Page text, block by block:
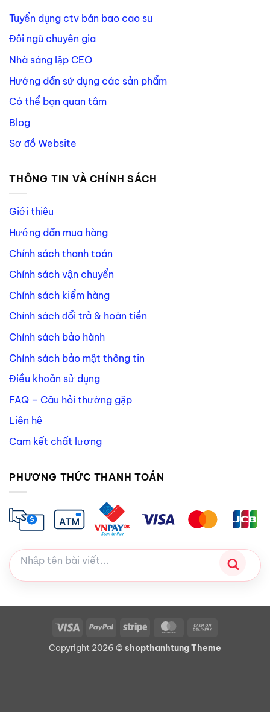
Tuyển dụng ctv bán bao cao su
Đội ngũ chuyên gia
Nhà sáng lập CEO
Hướng dẫn sử dụng các sản phẩm
Có thể bạn quan tâm
Blog
Sơ đồ Website
THÔNG TIN VÀ CHÍNH SÁCH
Giới thiệu
Hướng dẫn mua hàng
Chính sách thanh toán
Chính sách vận chuyển
Chính sách kiểm hàng
Chính sách đổi trả & hoàn tiền
Chính sách bảo hành
Chính sách bảo mật thông tin
Điều khoản sử dụng
FAQ – Câu hỏi thường gặp
Liên hệ
Cam kết chất lượng
PHƯƠNG THỨC THANH TOÁN
Visa PayPal Stripe MasterCard
Delivery
Copyright 2026 © shopthanhtung Theme